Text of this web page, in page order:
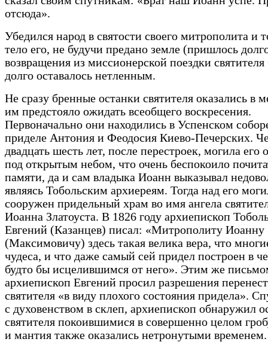
отсюда».
Убедился народ в святости своего митрополита и
тело его, не будучи предано земле (пришлось
возвращения из миссионерской поездки
долго оставалось нетленным.
Не сразу бренные останки святителя оказались в
им предстояло ожидать всеобщего воскресения.
Первоначально они находились в Успенском
приделе Антония и Феодосия Киево-Печерских.
двадцать шесть лет, после перестроек, могила его
под открытым небом, что очень беспокоило
памяти, да и сам владыка Иоанн выказывал
являясь Тобольским архиереям. Тогда над его
сооружен придельный храм во имя ангела
Иоанна Златоуста. В 1826 году архиепископ
Евгений (Казанцев) писал: «Митрополиту Иоанну
(Максимовичу) здесь такая велика вера, что
чудеса, и что даже самый сей придел построен в
будто бы исцелившимся от него». Этим же
архиепископ Евгений просил разрешения
святителя «в виду плохого состояния придела».
с духовенством в склеп, архиепископ обнаружил
святителя покоившимися в совершенно целом
и мантия также оказались нетронутыми временем.